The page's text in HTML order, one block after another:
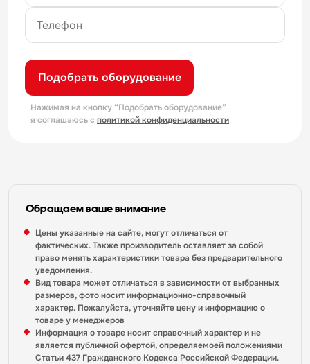
Подобрать оборудование
Нажимая на кнопку “Подобрать оборудование”
я соглашаюсь с политикой конфиденциальности
Обращаем ваше внимание
Цены указанные на сайте, могут отличаться от
фактических. Также производитель оставляет за собой
право менять характеристики товара без предварительного
уведомления.
Вид товара может отличаться в зависимости от выбранных
размеров, фото носит информационно-справочный
характер. Пожалуйста, уточняйте цену и информацию о
товаре у менеджеров
Информация о товаре носит справочный характер и не
является публичной офертой, определяемоей положениями
Статьи 437 Гражданского Кодекса Российской Федерации.